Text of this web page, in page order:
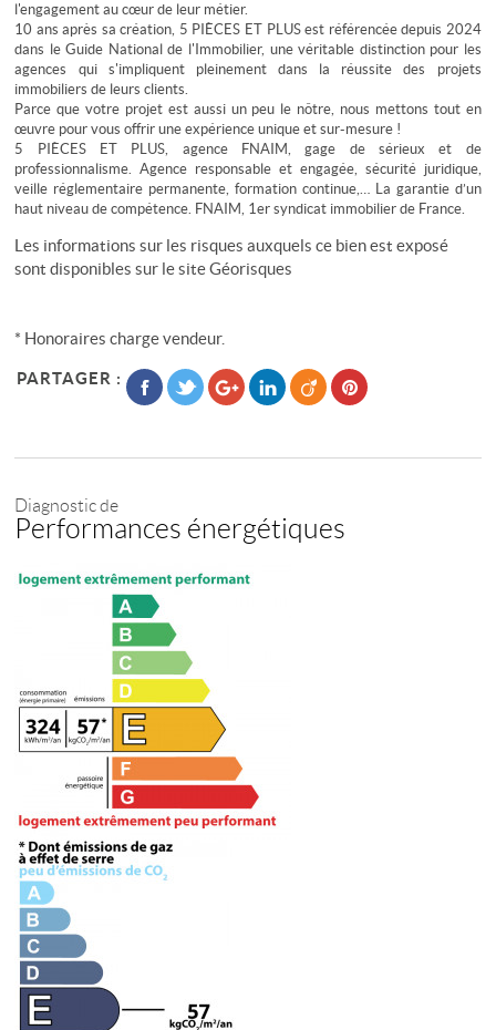
l'engagement au cœur de leur métier.
10 ans après sa création, 5 PIÈCES ET PLUS est référencée depuis 2024
dans le Guide National de l'Immobilier, une véritable distinction pour les
agences qui s'impliquent pleinement dans la réussite des projets
immobiliers de leurs clients.
Parce que votre projet est aussi un peu le nôtre, nous mettons tout en
œuvre pour vous offrir une expérience unique et sur-mesure !
5 PIÈCES ET PLUS, agence FNAIM, gage de sérieux et de
professionnalisme. Agence responsable et engagée, sécurité juridique,
veille réglementaire permanente, formation continue,… La garantie d’un
haut niveau de compétence. FNAIM, 1er syndicat immobilier de France.
Les informations sur les risques auxquels ce bien est exposé
sont disponibles sur le siteGéorisques
* Honoraires charge vendeur.
PARTAGER :
Diagnostic de
Performances énergétiques